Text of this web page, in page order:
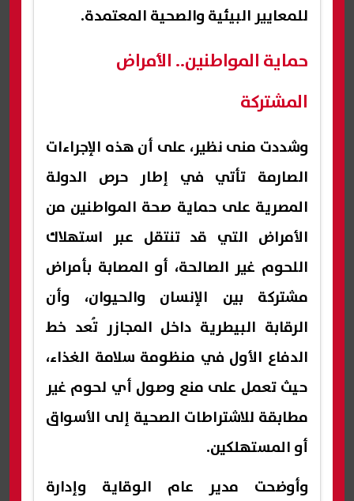
للمعايير البيئية والصحية المعتمدة.
حماية المواطنين.. الأمراض
المشتركة
وشددت منى نظير، على أن هذه الإجراءات
الصارمة تأتي في إطار حرص الدولة
المصرية على حماية صحة المواطنين من
الأمراض التي قد تنتقل عبر استهلاك
اللحوم غير الصالحة، أو المصابة بأمراض
مشتركة بين الإنسان والحيوان، وأن
الرقابة البيطرية داخل المجازر تُعد خط
الدفاع الأول في منظومة سلامة الغذاء،
حيث تعمل على منع وصول أي لحوم غير
مطابقة للاشتراطات الصحية إلى الأسواق
أو المستهلكين.
وأوضحت مدير عام الوقاية وإدارة